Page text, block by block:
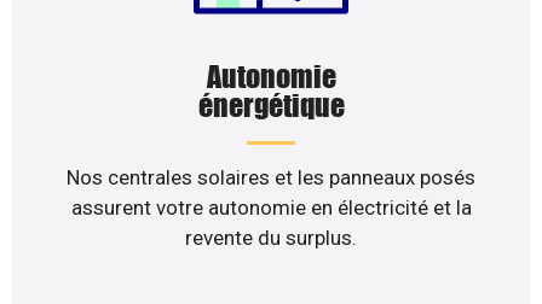
Autonomie
énergétique
Nos centrales solaires et les panneaux posés
assurent votre autonomie en électricité et la
revente du surplus.